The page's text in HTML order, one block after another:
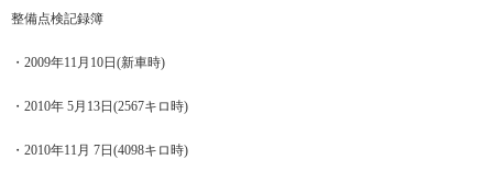
整備点検記録簿
・2009年11月10日(新車時)
・2010年 5月13日(2567キロ時)
・2010年11月 7日(4098キロ時)